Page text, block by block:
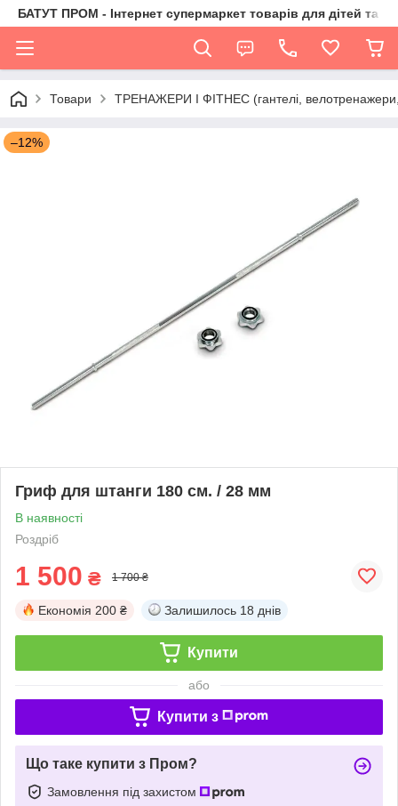
БАТУТ ПРОМ - Інтернет супермаркет товарів для дітей та їх
Товари ТРЕНАЖЕРИ І ФІТНЕС (гантелі, велотренажери,
–12%
Гриф для штанги 180 см. / 28 мм
В наявності
Роздріб
1 500 ₴ 1 700 ₴
Економія 200 ₴ Залишилось 18 днів
Купити
або
Купити з
Що таке купити з Пром?
Замовлення під захистом